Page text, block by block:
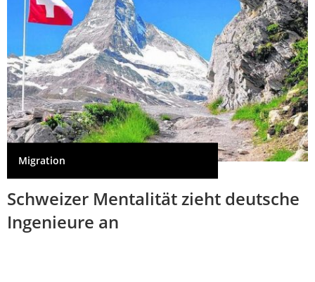
Migration
Schweizer Mentalität zieht deutsche
Ingenieure an